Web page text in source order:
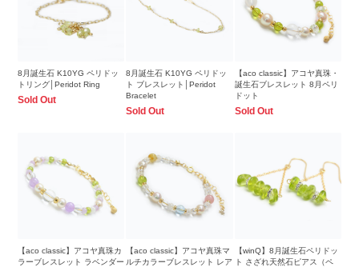
8月誕生石 K10YG ペリドッ
トリング│Peridot Ring
Sold Out
8月誕生石 K10YG ペリドッ
ト ブレスレット│Peridot
Bracelet
Sold Out
【aco classic】アコヤ真珠・
誕生石ブレスレット 8月ペリ
ドット
Sold Out
【aco classic】アコヤ真珠カ
ラーブレスレット ラベンダー
【aco classic】アコヤ真珠マ
ルチカラーブレスレット レア
【winQ】8月誕生石ペリドッ
ト さざれ天然石ピアス（ペ